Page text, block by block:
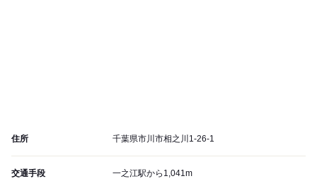
住所 千葉県市川市相之川1-26-1
交通手段 一之江駅から1,041m